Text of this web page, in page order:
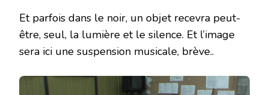
Et parfois dans le noir, un objet recevra peut-
être, seul, la lumière et le silence. Et l’image
sera ici une suspension musicale, brève..